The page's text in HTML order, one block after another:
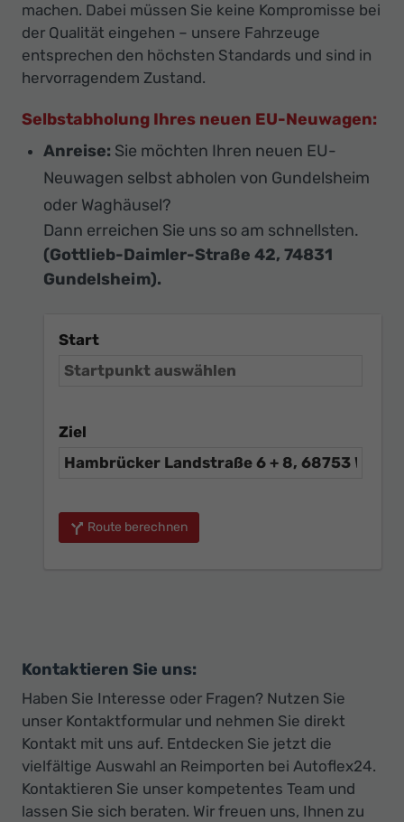
machen. Dabei müssen Sie keine Kompromisse bei
der Qualität eingehen – unsere Fahrzeuge
entsprechen den höchsten Standards und sind in
hervorragendem Zustand.
Selbstabholung Ihres neuen EU-Neuwagen:
Anreise: Sie möchten Ihren neuen EU-
Neuwagen selbst abholen von Gundelsheim
oder Waghäusel?
Dann erreichen Sie uns so am schnellsten.
(Gottlieb-Daimler-Straße 42, 74831
Gundelsheim).
Start
Ziel
Route berechnen
Kontaktieren Sie uns:
Haben Sie Interesse oder Fragen? Nutzen Sie
unser Kontaktformular und nehmen Sie direkt
Kontakt mit uns auf. Entdecken Sie jetzt die
vielfältige Auswahl an Reimporten bei Autoflex24.
Kontaktieren Sie unser kompetentes Team und
lassen Sie sich beraten. Wir freuen uns, Ihnen zu